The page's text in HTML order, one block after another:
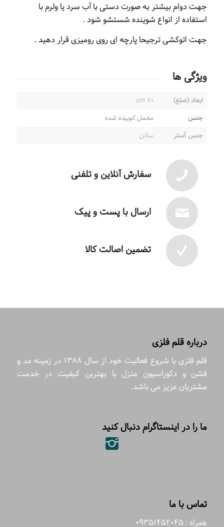
جهت دوام بیشتر به صورت دستی با آب سرد یا ولرم با
استفاده از انواع شوینده شستشو شود .
جهت اتوکشی ترجیحا پارچه ای روی رومیزی قرار دهید .
ویژگی ها
ابعاد (ضلع)
۷۰ cm
جنس
مخمل کوبیده شده
جنس آستر
ساتن
سفارش آنلاین و تلفنی
ارسال با پست و پیک
تضمین اصالت کالا
درباره قلم فلزی
قلم فلزی با شروع فعالیت خود از سال 1388 در زمینه مد و
فشن و دکوراسیون منزل با بهترین کیفیت در خدمت
مشتریان عزیز می باشد.
ما را در اینستاگرام دنبال کنید
تماس با ما
همراه : 09351452045